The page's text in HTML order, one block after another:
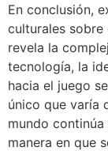
En conclusión,
culturales sobre
revela la
tecnología, la
hacia el juego
único que varía
mundo
manera en que